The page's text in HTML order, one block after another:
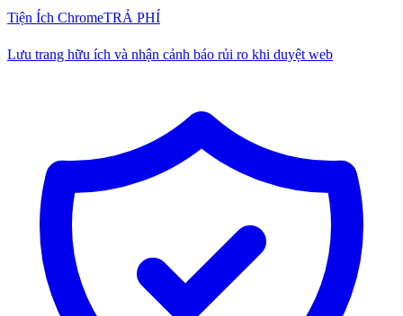
Tiện Ích ChromeTRẢ PHÍ
Lưu trang hữu ích và nhận cảnh báo rủi ro khi duyệt web